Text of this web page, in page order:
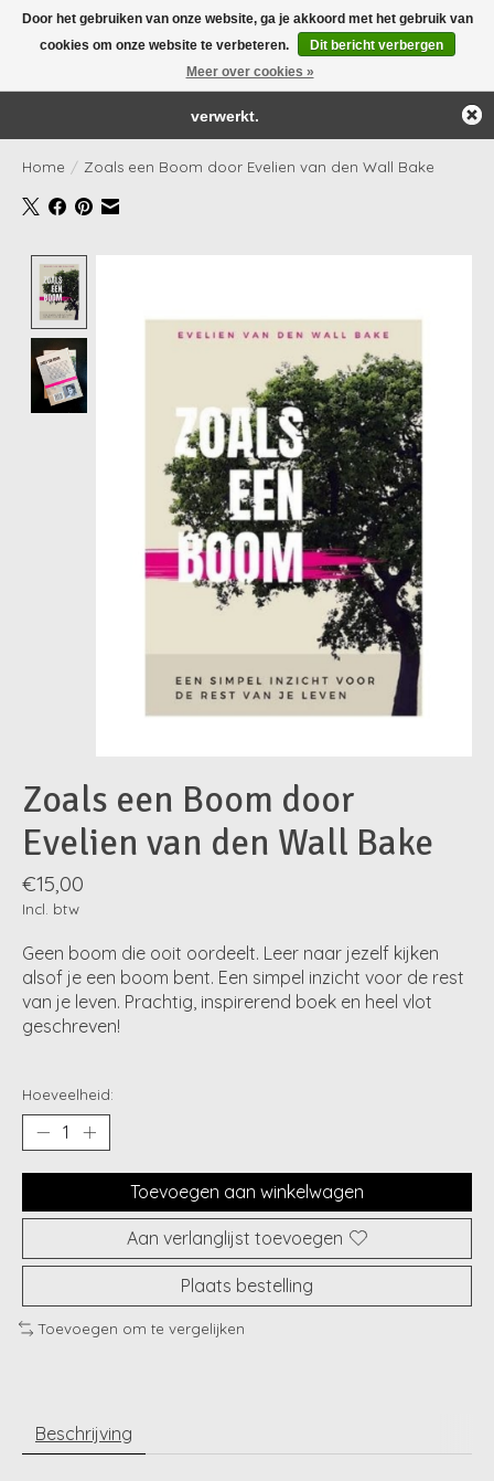
Yay! Onze webshop wordt 'as we speak' aangepast én bijgevuld!
Home / Zoals een Boom door Evelien van den Wall Bake
Zoals een Boom door
Evelien van den Wall Bake
€15,00
Incl. btw
Geen boom die ooit oordeelt. Leer naar jezelf kijken
alsof je een boom bent. Een simpel inzicht voor de rest
van je leven. Prachtig, inspirerend boek en heel vlot
geschreven!
Hoeveelheid:
Toevoegen aan winkelwagen
Aan verlanglijst toevoegen
Plaats bestelling
Toevoegen om te vergelijken
Beschrijving
Door het gebruiken van onze website, ga je akkoord met het gebruik van
cookies om onze website te verbeteren.
Dit bericht verbergen
Meer over cookies »
← Keer terug naar de backofficeDeze winkel is in aanbouw.
Eventueel geplaatste orders zullen niet worden gehonoreerd of
verwerkt.